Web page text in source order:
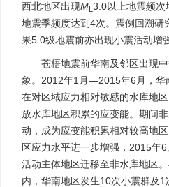
西北地区出现ML 3.0以上地震频次
地震季频度达到4次。震例回溯
果5.0级地震前亦出现小震活动增
苍梧地震前华南及邻区出现
象。2012年1月—2015年6月，华
在对区域应力相对敏感的水库地
放水库地区积累的应变能。期间
动，成为应变能积累相对较高地
区应力水平进一步增强，2015
活动主体地区迁移至非水库地区
内，华南地区发生10次小震群及